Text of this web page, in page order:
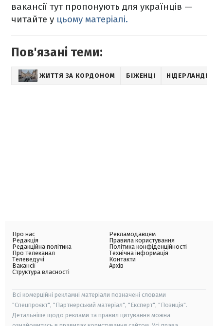
вакансії тут пропонують для українців —
читайте у цьому матеріалі.
Пов'язані теми:
ЖИТТЯ ЗА КОРДОНОМ БІЖЕНЦІ НІДЕРЛАНДИ
Про нас
Редакція
Редакційна політика
Про телеканал
Телеведучі
Вакансії
Структура власності
Рекламодавцям
Правила користування
Політика конфіденційності
Технічна інформація
Контакти
Архів
Всі комерційні рекламні матеріали позначені словами
"Спецпроєкт", "Партнерський матеріал", "Експерт", "Позиція".
Детальніше щодо реклами та правил цитування можна